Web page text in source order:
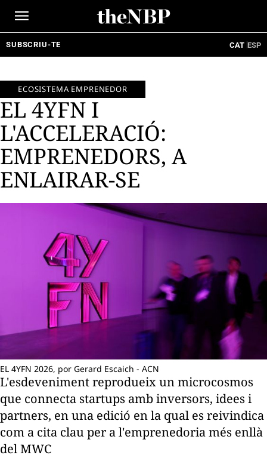
SUBSCRIU-TE CAT ESP
ECOSISTEMA EMPRENEDOR
EL 4YFN I
L'ACCELERACIÓ:
EMPRENEDORS, A
ENLAIRAR-SE
EL 4YFN 2026, por Gerard Escaich - ACN
L'esdeveniment reprodueix un microcosmos
que connecta startups amb inversors, idees i
partners, en una edició en la qual es reivindica
com a cita clau per a l'emprenedoria més enllà
del MWC